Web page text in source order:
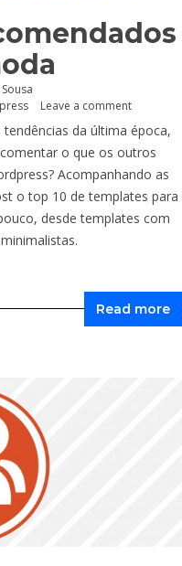
Leave a comment
da última época,
o que os outros
Acompanhando as
o top 10 de templates para
desde templates com
Read more